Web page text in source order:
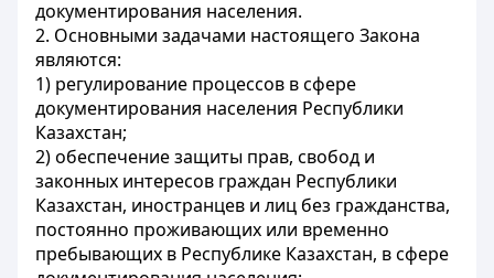
документирования населения.
2. Основными задачами настоящего Закона
являются:
1) регулирование процессов в сфере
документирования населения Республики
Казахстан;
2) обеспечение защиты прав, свобод и
законных интересов граждан Республики
Казахстан, иностранцев и лиц без гражданства,
постоянно проживающих или временно
пребывающих в Республике Казахстан, в сфере